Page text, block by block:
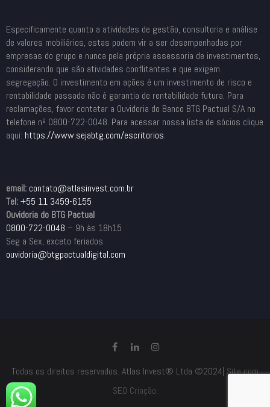
Especificamente quanto a atividades de gestão, consultoria e análise
de valores mobiliários, estas podem vir a ser desempenhadas por
empresas do grupo e nunca pela própria assessoria de investimentos,
considerando que são atividades conflitantes e que exigem
segregação. O investimento em ações é um investimento de risco e
rentabilidade passada não é garantia de rentabilidade futura. Para
reclamações, favor contatar a Ouvidoria do Banco BTG Pactual S/A no
telefone nº 0800-722-0048. Para acessar nossa lista de sócios clique
aqui: https://www.sejabtg.com/escritorios.
email: contato@atlasinvest.com.br
Tel:+55 11 3459-6155
Ouvidoria do BTG Pactual
0800-722-0048 – 9h às 18h15
Seg a Sex, exceto feriados.
ouvidoria@btgpactualdigital.com
Todos os direitos reservados. Atlas Invest® Ltda ©2024| Site com
SEO Criação.